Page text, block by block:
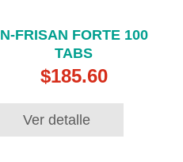
N-FRISAN FORTE 100
TABS
$185.60
Ver detalle